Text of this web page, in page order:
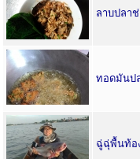
ลาบปลา
ทอดมันป
ฉู่ฉุ่พื้นท้อ